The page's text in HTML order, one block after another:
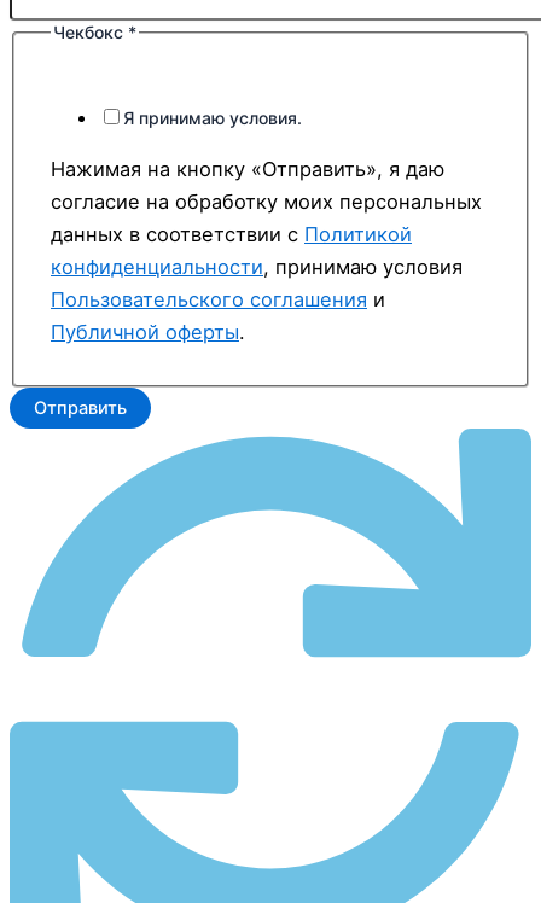
Чекбокс *
Я принимаю условия.
Нажимая на кнопку «Отправить», я даю
согласие на обработку моих персональных
данных в соответствии с Политикой
конфиденциальности, принимаю условия
Пользовательского соглашения и
Публичной оферты.
Отправить